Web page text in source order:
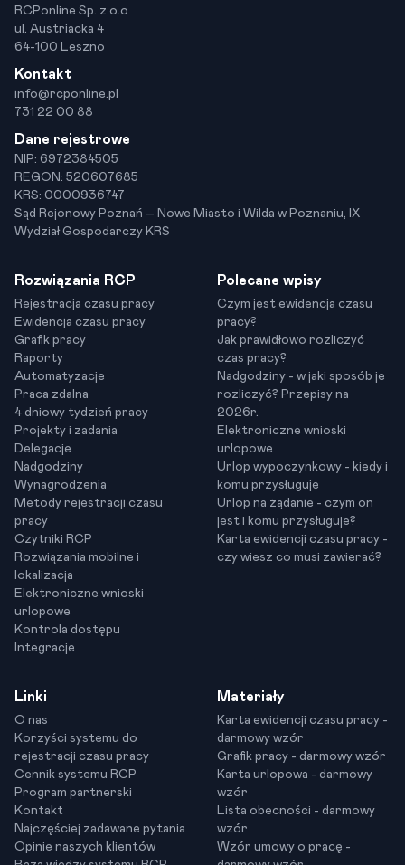
RCPonline Sp. z o.o
ul. Austriacka 4
64-100 Leszno
Kontakt
info@rcponline.pl
731 22 00 88
Dane rejestrowe
NIP: 6972384505
REGON: 520607685
KRS: 0000936747
Sąd Rejonowy Poznań – Nowe Miasto i Wilda w Poznaniu, IX
Wydział Gospodarczy KRS
Rozwiązania RCP
Rejestracja czasu pracy
Ewidencja czasu pracy
Grafik pracy
Raporty
Automatyzacje
Praca zdalna
4 dniowy tydzień pracy
Projekty i zadania
Delegacje
Nadgodziny
Wynagrodzenia
Metody rejestracji czasu
pracy
Czytniki RCP
Rozwiązania mobilne i
lokalizacja
Elektroniczne wnioski
urlopowe
Kontrola dostępu
Integracje
Polecane wpisy
Czym jest ewidencja czasu
pracy?
Jak prawidłowo rozliczyć
czas pracy?
Nadgodziny - w jaki sposób je
rozliczyć? Przepisy na
2026r.
Elektroniczne wnioski
urlopowe
Urlop wypoczynkowy - kiedy i
komu przysługuje
Urlop na żądanie - czym on
jest i komu przysługuje?
Karta ewidencji czasu pracy -
czy wiesz co musi zawierać?
Linki
O nas
Korzyści systemu do
rejestracji czasu pracy
Cennik systemu RCP
Program partnerski
Kontakt
Najczęściej zadawane pytania
Opinie naszych klientów
Materiały
Karta ewidencji czasu pracy -
darmowy wzór
Grafik pracy - darmowy wzór
Karta urlopowa - darmowy
wzór
Lista obecności - darmowy
wzór
Wzór umowy o pracę -